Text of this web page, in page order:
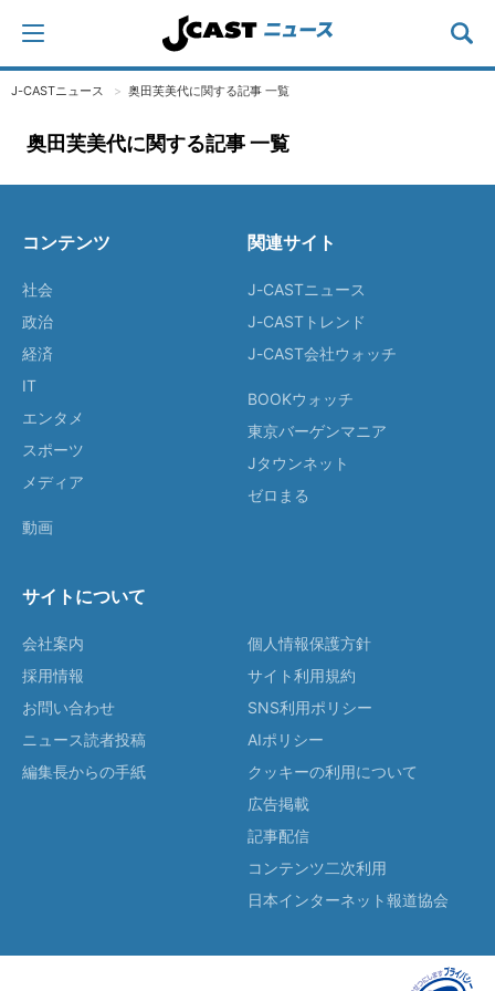
J-CASTニュース 奥田芙美代に関する記事 一覧
奥田芙美代に関する記事 一覧
コンテンツ
社会
政治
経済
IT
エンタメ
スポーツ
メディア
動画
関連サイト
J-CASTニュース
J-CASTトレンド
J-CAST会社ウォッチ
BOOKウォッチ
東京バーゲンマニア
Jタウンネット
ゼロまる
サイトについて
会社案内
採用情報
お問い合わせ
ニュース読者投稿
編集長からの手紙
個人情報保護方針
サイト利用規約
SNS利用ポリシー
AIポリシー
クッキーの利用について
広告掲載
記事配信
コンテンツ二次利用
日本インターネット報道協会